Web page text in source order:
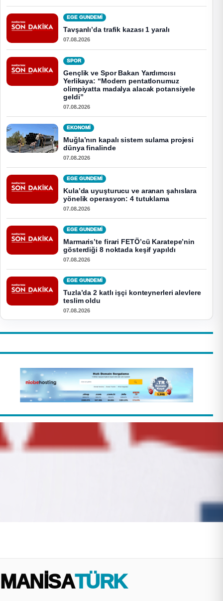
EGE GUNDEMİ
Tavşanlı’da trafik kazası 1 yaralı
07.08.2026
SPOR
Gençlik ve Spor Bakan Yardımcısı
Yerlikaya: “Modern pentatlonumuz
olimpiyatta madalya alacak potansiyele
geldi”
07.08.2026
EKONOMI
Muğla’nın kapalı sistem sulama projesi
dünya finalinde
07.08.2026
EGE GUNDEMİ
Kula’da uyuşturucu ve aranan şahıslara
yönelik operasyon: 4 tutuklama
07.08.2026
EGE GUNDEMİ
Marmaris’te firari FETÖ’cü Karatepe’nin
gösterdiği 8 noktada keşif yapıldı
07.08.2026
EGE GUNDEMİ
Tuzla’da 2 katlı işçi konteynerleri alevlere
teslim oldu
07.08.2026
MANİSA TÜRK